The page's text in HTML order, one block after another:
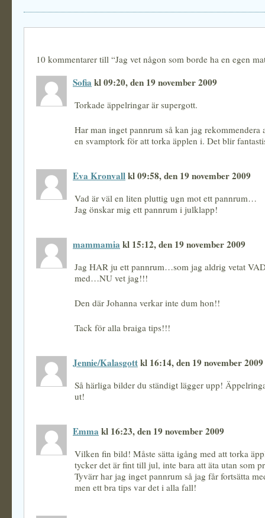
10 kommentarer till “Jag vet någon som borde ha en egen
Sofia kl 09:20, den 19 november 2009
Torkade äppelringar är supergott.
Har man inget pannrum så kan jag rekommendera
en svamptork för att torka äpplen i. Det blir
Eva Kronvallkl 09:58, den 19 november 2009
Vad är väl en liten pluttig ugn mot ett pannrum…
Jag önskar mig ett pannrum i julklapp!
mammamia kl 15:12, den 19 november 2009
Jag HAR ju ett pannrum…som jag aldrig vetat
med…NU vet jag!!!
Den där Johanna verkar inte dum hon!!
Tack för alla braiga tips!!!
Jennie/Kalasgottkl 16:14, den 19 november 2009
Så härliga bilder du ständigt lägger upp!
ut!
Emma kl 16:23, den 19 november 2009
Vilken fin bild! Måste sätta igång med att torka
tycker det är fint till jul, inte bara att äta utan som
Tyvärr har jag inget pannrum så jag får fortsätta
men ett bra tips var det i alla fall!